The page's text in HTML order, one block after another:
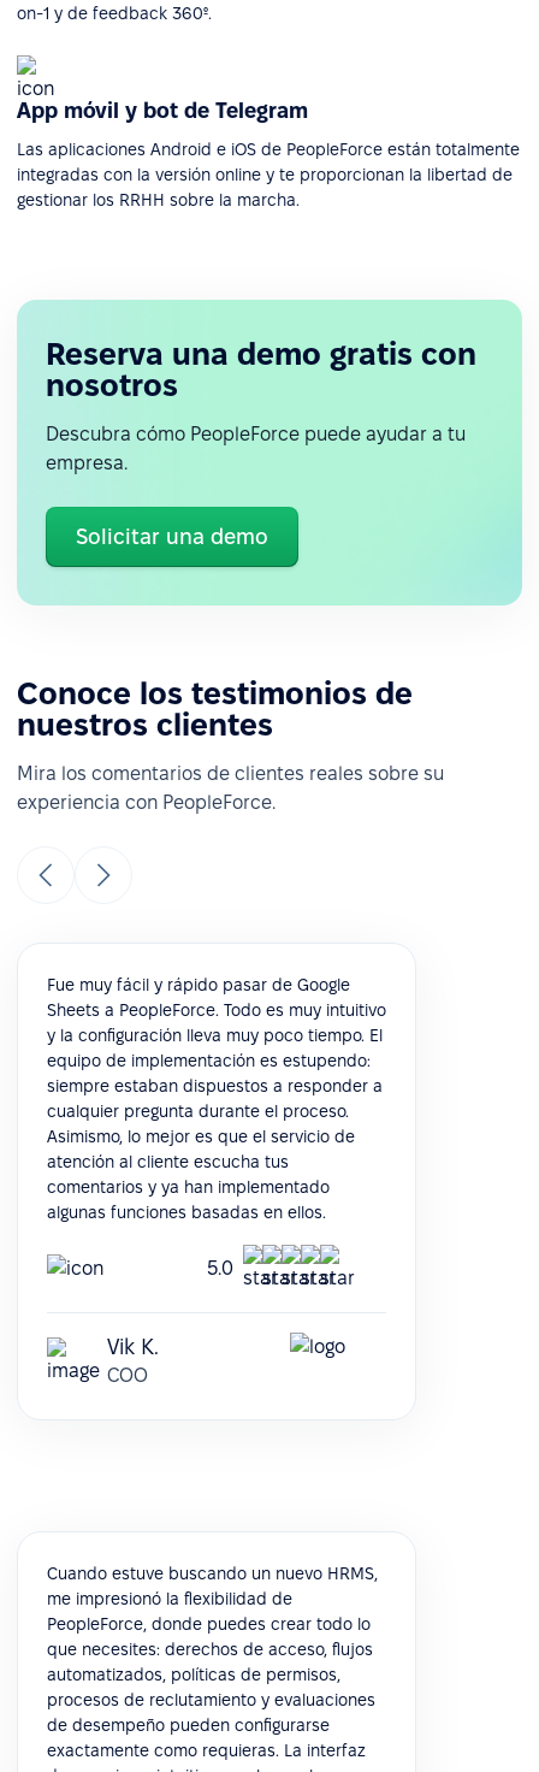
on-1 y de feedback 360º.
App móvil y bot de Telegram
Las aplicaciones Android e iOS de PeopleForce están totalmente
integradas con la versión online y te proporcionan la libertad de
gestionar los RRHH sobre la marcha.
Reserva una demo gratis con
nosotros
Descubra cómo PeopleForce puede ayudar a tu
empresa.
Solicitar una demo
Conoce los testimonios de
nuestros clientes
Mira los comentarios de clientes reales sobre su
experiencia con PeopleForce.
Fue muy fácil y rápido pasar de Google
Sheets a PeopleForce. Todo es muy intuitivo
y la configuración lleva muy poco tiempo. El
equipo de implementación es estupendo:
siempre estaban dispuestos a responder a
cualquier pregunta durante el proceso.
Asimismo, lo mejor es que el servicio de
atención al cliente escucha tus
comentarios y ya han implementado
algunas funciones basadas en ellos.
5.0
Vik K.
COO
Cuando estuve buscando un nuevo HRMS,
me impresionó la flexibilidad de
PeopleForce, donde puedes crear todo lo
que necesites: derechos de acceso, flujos
automatizados, políticas de permisos,
procesos de reclutamiento y evaluaciones
de desempeño pueden configurarse
exactamente como requieras. La interfaz